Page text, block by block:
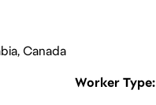
Canada
Worker Type